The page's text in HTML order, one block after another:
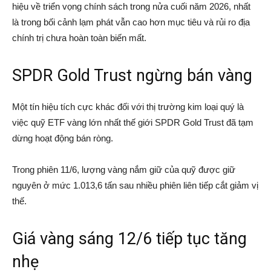
hiệu về triển vọng chính sách trong nửa cuối năm 2026, nhất
là trong bối cảnh lạm phát vẫn cao hơn mục tiêu và rủi ro địa
chính trị chưa hoàn toàn biến mất.
SPDR Gold Trust ngừng bán vàng
Một tín hiệu tích cực khác đối với thị trường kim loại quý là
việc quỹ ETF vàng lớn nhất thế giới SPDR Gold Trust đã tạm
dừng hoạt động bán ròng.
Trong phiên 11/6, lượng vàng nắm giữ của quỹ được giữ
nguyên ở mức 1.013,6 tấn sau nhiều phiên liên tiếp cắt giảm vị
thế.
Giá vàng sáng 12/6 tiếp tục tăng
nhẹ